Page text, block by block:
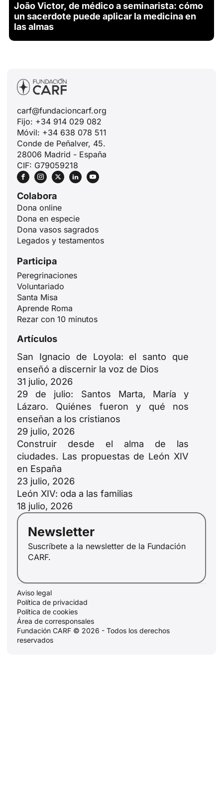
João Victor, de médico a seminarista: cómo
un sacerdote puede aplicar la medicina en
las almas
carf@fundacioncarf.org
Fijo: +34 914 029 082
Móvil: +34 638 078 511
Conde de Peñalver, 45.
28006 Madrid - España
CIF: G79059218
Colabora
Dona online
Dona en especie
Dona vasos sagrados
Legados y testamentos
Participa
Peregrinaciones
Voluntariado
Santa Misa
Aprende Roma
Rezar con 10 minutos
Artículos
San Ignacio de Loyola: el santo que
enseñó a discernir la voz de Dios
31 julio, 2026
29 de julio: Santos Marta, María y
Lázaro. Quiénes fueron y qué nos
enseñan a los cristianos
29 julio, 2026
Construir desde el alma de las
ciudades. Las propuestas de León XIV
en España
23 julio, 2026
León XIV: oda a las familias
18 julio, 2026
Newsletter
Suscríbete a la newsletter de la Fundación
CARF.
Aviso legal
Política de privacidad
Política de cookies
Área de corresponsales
Fundación CARF © 2026 - Todos los derechos
reservados